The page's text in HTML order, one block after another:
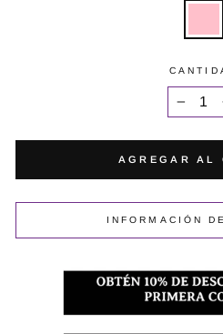
AGREGAR AL
INFORMACIÓN